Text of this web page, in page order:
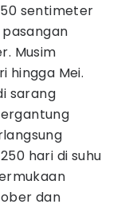
sentimeter
Musim
hingga Mei.
sarang
hari di suhu
dan